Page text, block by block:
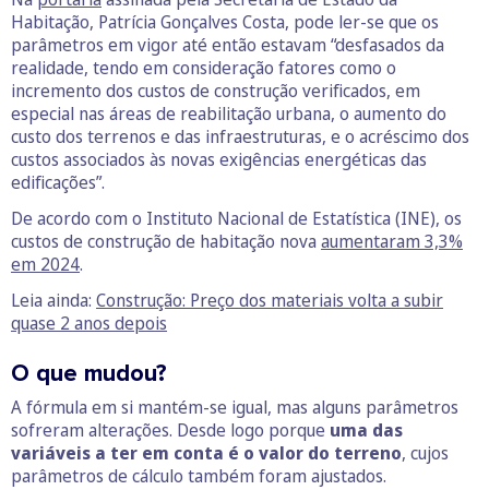
Habitação, Patrícia Gonçalves Costa, pode ler-se que os
parâmetros em vigor até então estavam “desfasados da
realidade, tendo em consideração fatores como o
incremento dos custos de construção verificados, em
especial nas áreas de reabilitação urbana, o aumento do
custo dos terrenos e das infraestruturas, e o acréscimo dos
custos associados às novas exigências energéticas das
edificações”.
De acordo com o Instituto Nacional de Estatística (INE), os
custos de construção de habitação nova aumentaram 3,3%
em 2024.
Leia ainda: Construção: Preço dos materiais volta a subir
quase 2 anos depois
O que mudou?
A fórmula em si mantém-se igual, mas alguns parâmetros
sofreram alterações. Desde logo porque uma das
variáveis a ter em conta é o valor do terreno, cujos
parâmetros de cálculo também foram ajustados.